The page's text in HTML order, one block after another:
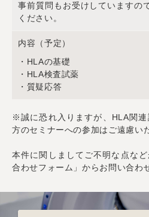
事前質問もお受けしていますの
ください。
内容（予定）
・HLAの基礎
・HLA検査試薬
・質疑応答
※誠に恐れ入りますが、HLA関
方のセミナーへの参加はご遠慮い
本件に関しましてご不明な点な
合わせフォーム」からお問い合わ